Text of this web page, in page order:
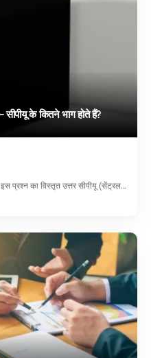
के कितने भाग होते हैं?
प्रश्न का विस्तृत उत्तर सीपीयू (सेंट्रल…